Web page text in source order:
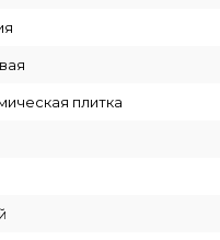
плитка